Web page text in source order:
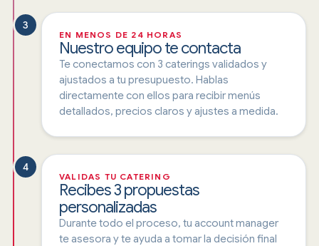
3
EN MENOS DE 24 HORAS
Nuestro equipo te contacta
Te conectamos con 3 caterings validados y
ajustados a tu presupuesto. Hablas
directamente con ellos para recibir menús
detallados, precios claros y ajustes a medida.
4
VALIDAS TU CATERING
Recibes 3 propuestas
personalizadas
Durante todo el proceso, tu account manager
te asesora y te ayuda a tomar la decisión final